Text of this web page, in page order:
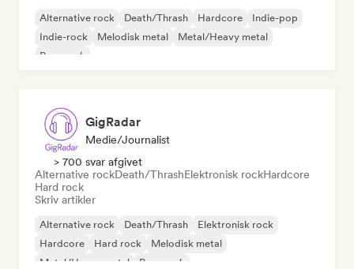
Alternative rock Death/Thrash Hardcore
Indie-pop
Indie-rock
Melodisk metal
Metal/Heavy metal
Pop-punk
GigRadar
Medie/journalist
> 700 svar afgivet
Alternative rockDeath/ThrashElektronisk rockHardcore
Hard rock
Skriv artikler
Alternative rock Death/Thrash
Elektronisk rock
Hardcore
Hard rock
Melodisk metal
Metal/Heavy metal
Pop-punk